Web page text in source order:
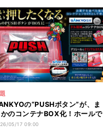
の“PUSHボタン”が、ま
のコンテナBOX化！ホールで
じみの“ドル箱”をリアルに再
05/17 09:00